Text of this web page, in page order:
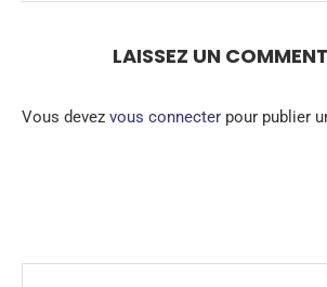
LAISSEZ UN
Vous devez vous connecter pour publier